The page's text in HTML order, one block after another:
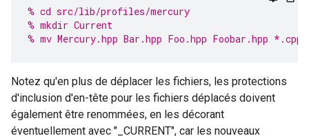
% cd src/lib/profiles/mercury
% mkdir Current
% mv Mercury.hpp Bar.hpp Foo.hpp Foobar.hpp
Notez qu'en plus de déplacer les fichiers, les protections
d'inclusion d'en-tête pour les fichiers déplacés doivent
également être renommées, en les décorant
éventuellement avec "_CURRENT", car les nouveaux